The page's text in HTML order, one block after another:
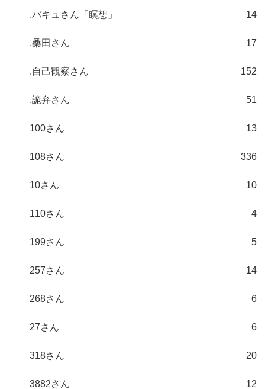
.バキュさん「瞑想」 14
.桑田さん 17
.自己観察さん 152
.詭弁さん 51
100さん 13
108さん 336
10さん 10
110さん 4
199さん 5
257さん 14
268さん 6
27さん 6
318さん 20
3882さん 12